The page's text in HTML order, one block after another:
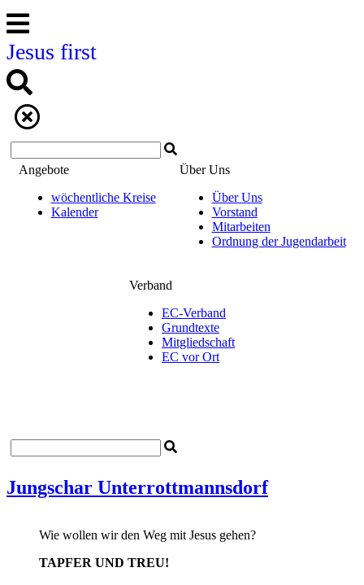
Jesus first
Angebote
wöchentliche Kreise
Kalender
Über Uns
Über Uns
Vorstand
Mitarbeiten
Ordnung der Jugendarbeit
Verband
EC-Verband
Grundtexte
Mitgliedschaft
EC vor Ort
Jungschar Unterrottmannsdorf
Wie wollen wir den Weg mit Jesus gehen?
TAPFER UND TREU!